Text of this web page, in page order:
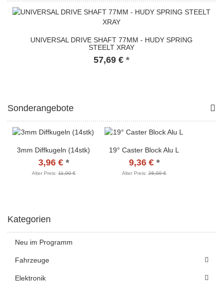
UNIVERSAL DRIVE SHAFT 77MM - HUDY SPRING
STEELT XRAY
57,69 € *
Sonderangebote
3mm Diffkugeln (14stk)
3,96 € *
Alter Preis:11,00 €
19° Caster Block Alu L
9,36 € *
Alter Preis: 26,00 €
Kategorien
Neu im Programm
Fahrzeuge
Elektronik